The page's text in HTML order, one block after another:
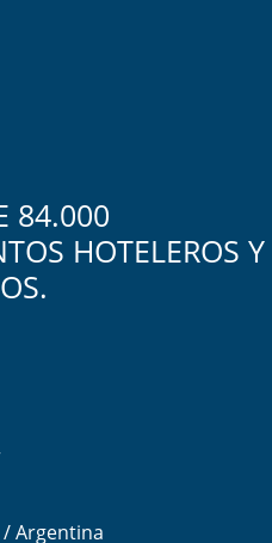
84.000
HOTELEROS Y
Argentina